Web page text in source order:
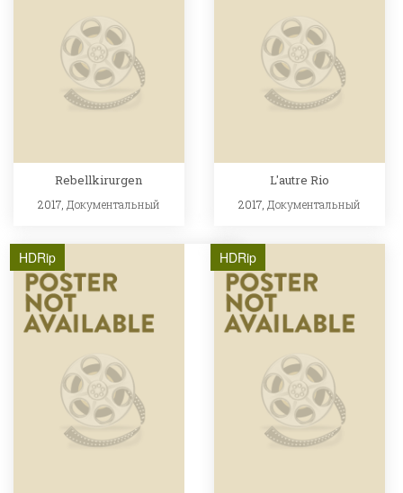
Rebellkirurgen
2017, Документальный
L'autre Rio
2017, Документальный
HDRip HDRip